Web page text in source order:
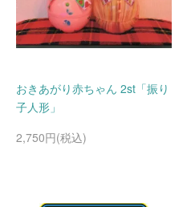
おきあがり赤ちゃん 2st「振り
子人形」
2,750円(税込)